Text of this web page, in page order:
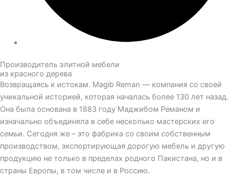
Производитель элитной мебели
из красного дерева
Возвращаясь к истокам. Magib Reman — компания со своей
уникальной историей, которая началась более 130 лет назад.
Она была основана в 1883 году Маджибом Реманом и
изначально объединяла в себе несколько мастерских его
семьи. Сегодня же – это фабрика со своим собственным
производством, экспортирующая дорогую мебель и другую
продукцию не только в пределах родного Пакистана, но и в
страны Европы, в том числе и в Россию.